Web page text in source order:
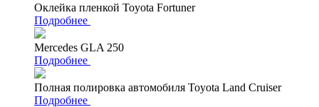
Оклейка пленкой Toyota Fortuner
Подробнее
Mercedes GLA 250
Подробнее
Полная полировка автомобиля Toyota Land Cruiser
Подробнее